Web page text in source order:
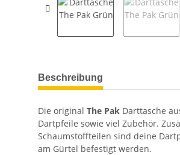
weitere Registerkarten anzeigen
Beschreibung
Die original The Pak Darttasche
Dartpfeile sowie viel Zubehör.
Schaumstoffteilen sind deine
am Gürtel befestigt werden.